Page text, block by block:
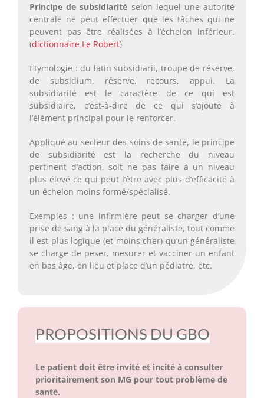
Principe de subsidiarité selon lequel une autorité
centrale ne peut effectuer que les tâches qui ne
peuvent pas être réalisées à l’échelon inférieur.
(dictionnaire Le Robert)
Etymologie : du latin subsidiarii, troupe de réserve,
de subsidium, réserve, recours, appui. La
subsidiarité est le caractère de ce qui est
subsidiaire, c’est-à-dire de ce qui s’ajoute à
l’élément principal pour le renforcer.
Appliqué au secteur des soins de santé, le principe
de subsidiarité est la recherche du niveau
pertinent d’action, soit ne pas faire à un niveau
plus élevé ce qui peut l’être avec plus d’efficacité à
un échelon moins formé/spécialisé.
Exemples : une infirmière peut se charger d’une
prise de sang à la place du généraliste, tout comme
il est plus logique (et moins cher) qu’un généraliste
se charge de peser, mesurer et vacciner un enfant
en bas âge, en lieu et place d’un pédiatre, etc.
PROPOSITIONS DU GBO
Le patient doit être invité et incité à consulter
prioritairement son MG pour tout problème de
santé.